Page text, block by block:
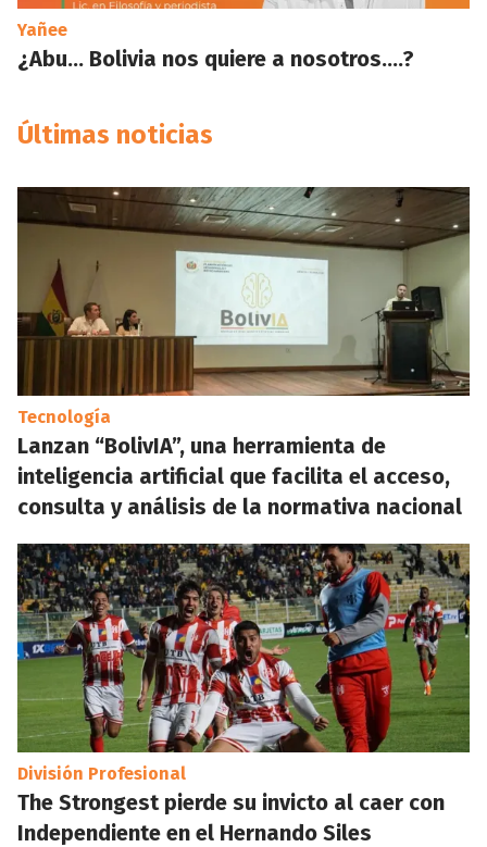
Yañee
¿Abu… Bolivia nos quiere a nosotros….?
Últimas noticias
Tecnología
Lanzan “BolivIA”, una herramienta de
inteligencia artificial que facilita el acceso,
consulta y análisis de la normativa nacional
División Profesional
The Strongest pierde su invicto al caer con
Independiente en el Hernando Siles